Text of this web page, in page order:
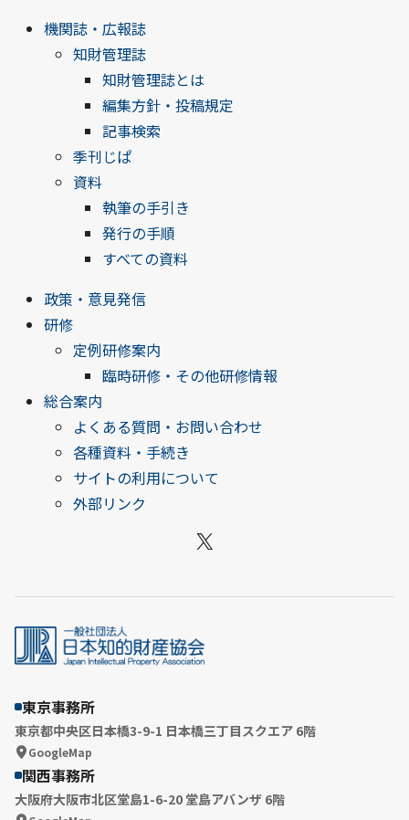
機関誌・広報誌
知財管理誌
知財管理誌とは
編集方針・投稿規定
記事検索
季刊じぱ
資料
執筆の手引き
発行の手順
すべての資料
政策・意見発信
研修
定例研修案内
臨時研修・その他研修情報
総合案内
よくある質問・お問い合わせ
各種資料・手続き
サイトの利用について
外部リンク
X
東京事務所
東京都中央区日本橋3-9-1 日本橋三丁目スクエア 6階
GoogleMap
関西事務所
大阪府大阪市北区堂島1-6-20 堂島アバンザ 6階